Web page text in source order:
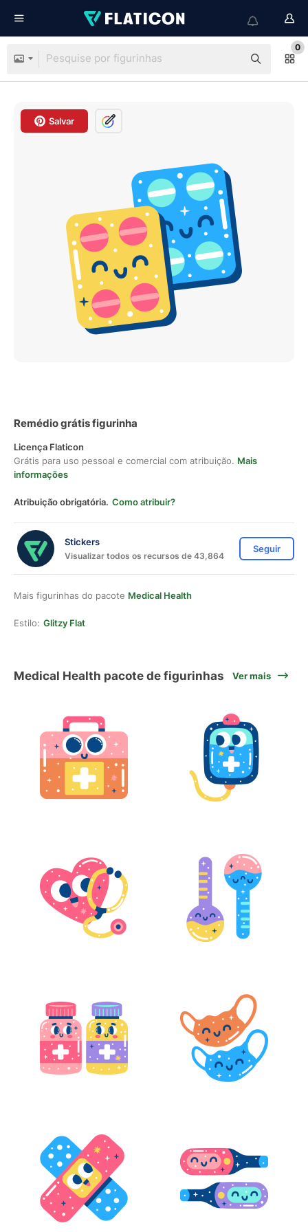
0
Salvar
Remédio grátis figurinha
Licença Flaticon
Grátis para uso pessoal e comercial com atribuição. Mais
informações
Atribuição obrigatória. Como atribuir?
Stickers
Visualizar todos os recursos de 43,864
Seguir
Mais figurinhas do pacote Medical Health
Estilo: Glitzy Flat
Medical Health pacote de figurinhas Ver mais